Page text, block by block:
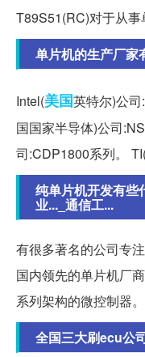
T89S51(RC)对于从事
单片机的生产厂家
Intel(美国英特尔)公
国国家半导体)公司
司:CDP1800系列。
纯单片机开发有些
业..._通信工...
有很多著名的公司专
国内领先的单片机厂
系列架构的微控制器
全国三大刷ecu公